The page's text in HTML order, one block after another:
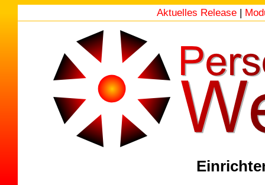
Aktuelles Release |